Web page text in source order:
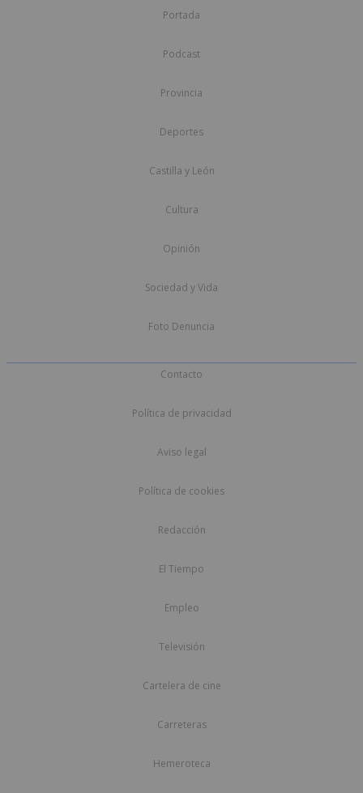
Portada
Podcast
Provincia
Deportes
Castilla y León
Cultura
Opinión
Sociedad y Vida
Foto Denuncia
Contacto
Política de privacidad
Aviso legal
Política de cookies
Redacción
El Tiempo
Empleo
Televisión
Cartelera de cine
Carreteras
Hemeroteca